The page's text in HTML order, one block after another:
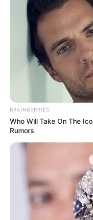
O avanço da PEC,
trabalhadores e empresas.
O discurso que
Depois do resultado no
medida representa uma
a Constituição de 1988.
✳️Banco Central: Nubank
Aplicativos de namoro se
Proporção Áurea: as 10
R$ 1 já é suficiente: o
O Nubank que 113
mudando
BRAINBERRIES
Who Will Take On The
Rumors